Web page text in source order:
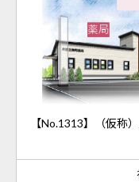
【No.1313】（仮称